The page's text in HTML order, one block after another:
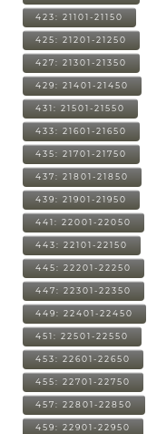
423: 21101-21150
425: 21201-21250
427: 21301-21350
429: 21401-21450
431: 21501-21550
433: 21601-21650
435: 21701-21750
437: 21801-21850
439: 21901-21950
441: 22001-22050
443: 22101-22150
445: 22201-22250
447: 22301-22350
449: 22401-22450
451: 22501-22550
453: 22601-22650
455: 22701-22750
457: 22801-22850
459: 22901-22950